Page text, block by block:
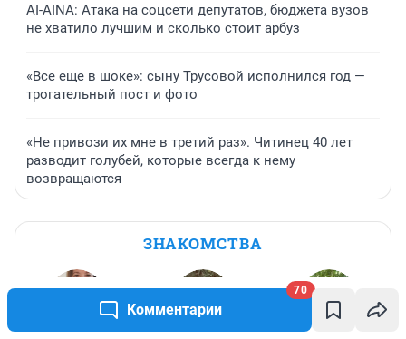
Комментарии
70
AI-AINA: Атака на соцсети депутатов, бюджета вузов
не хватило лучшим и сколько стоит арбуз
«Все еще в шоке»: сыну Трусовой исполнился год —
трогательный пост и фото
«Не привози их мне в третий раз». Читинец 40 лет
разводит голубей, которые всегда к нему
возвращаются
ЗНАКОМСТВА